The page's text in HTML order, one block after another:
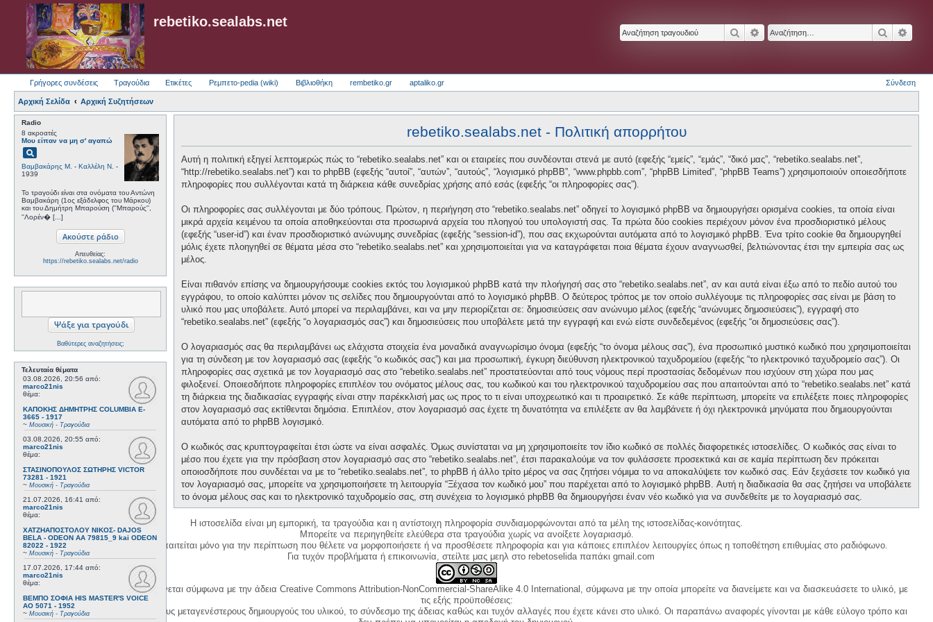
rebetiko.sealabs.net
ΑναζήτησηΕιδική αναζήτηση
Γρήγορες συνδέσεις Τραγούδια Ετικέτες Ρεμπετο-pedia (wiki) Βιβλιοθήκη rembetiko.gr aptaliko.gr Σύνδεση
Αρχική Σελίδα Αρχική Συζητήσεων
Radio
8 ακροατές
Μου είπαν να μη σ' αγαπώ
pageview
Βαμβακάρης Μ. - Καλλέλη Ν. -
1939
Το τραγούδι είναι στα ονόματα του Αντώνη
Βαμβακάρη (1ος εξάδελφος του Μάρκου)
και του Δημήτρη Μπαρούση (''Μπαρούς'',
''Λορέν� [...]
Απευθείας:
https://rebetiko.sealabs.net/radio
Βαθύτερες αναζητήσεις;
Τελευταία θέματα
03.08.2026, 20:56 από:
marco21nis
θέμα:
ΚΑΠΟΚΗΣ ΔΗΜΗΤΡΗΣ COLUMBIA E-
3665 - 1917
~ Μουσική - Τραγούδια
03.08.2026, 20:55 από:
marco21nis
θέμα:
ΣΤΑΣΙΝΟΠΟΥΛΟΣ ΣΩΤΗΡΗΣ VICTOR
73281 - 1921
~ Μουσική - Τραγούδια
21.07.2026, 16:41 από:
marco21nis
θέμα:
ΧΑΤΖΗΑΠΟΣΤΟΛΟΥ ΝΙΚΟΣ- DAJOS
BELA - ODEON AA 79815_9 kai ODEON
82022 - 1922
~ Μουσική - Τραγούδια
17.07.2026, 17:44 από:
marco21nis
θέμα:
ΒΕΜΠΟ ΣΟΦΙΑ HIS MASTER'S VOICE
AO 5071 - 1952
~ Μουσική - Τραγούδια
rebetiko.sealabs.net - Πολιτική απορρήτου
Αυτή η πολιτική εξηγεί λεπτομερώς πώς το “rebetiko.sealabs.net” και οι εταιρείες που συνδέονται στενά με αυτό (εφεξής “εμείς”, “εμάς”, “δικό μας”, “rebetiko.sealabs.net”,
“http://rebetiko.sealabs.net”) και το phpBB (εφεξής “αυτοί”, “αυτών”, “αυτούς”, “λογισμικό phpBB”, “www.phpbb.com”, “phpBB Limited”, “phpBB Teams”) χρησιμοποιούν οποιεσδήποτε
πληροφορίες που συλλέγονται κατά τη διάρκεια κάθε συνεδρίας χρήσης από εσάς (εφεξής “οι πληροφορίες σας”).
Οι πληροφορίες σας συλλέγονται με δύο τρόπους. Πρώτον, η περιήγηση στο “rebetiko.sealabs.net” οδηγεί το λογισμικό phpBB να δημιουργήσει ορισμένα cookies, τα οποία είναι
μικρά αρχεία κειμένου τα οποία αποθηκεύονται στα προσωρινά αρχεία του πλοηγού του υπολογιστή σας. Τα πρώτα δύο cookies περιέχουν μόνον ένα προσδιοριστικό μέλους
(εφεξής “user-id”) και έναν προσδιοριστικό ανώνυμης συνεδρίας (εφεξής “session-id”), που σας εκχωρούνται αυτόματα από το λογισμικό phpBB. Ένα τρίτο cookie θα δημιουργηθεί
μόλις έχετε πλοηγηθεί σε θέματα μέσα στο “rebetiko.sealabs.net” και χρησιμοποιείται για να καταγράφεται ποια θέματα έχουν αναγνωσθεί, βελτιώνοντας έτσι την εμπειρία σας ως
μέλος.
Είναι πιθανόν επίσης να δημιουργήσουμε cookies εκτός του λογισμικού phpBB κατά την πλοήγησή σας στο “rebetiko.sealabs.net”, αν και αυτά είναι έξω από το πεδίο αυτού του
εγγράφου, το οποίο καλύπτει μόνον τις σελίδες που δημιουργούνται από το λογισμικό phpBB. Ο δεύτερος τρόπος με τον οποίο συλλέγουμε τις πληροφορίες σας είναι με βάση το
υλικό που μας υποβάλετε. Αυτό μπορεί να περιλαμβάνει, και να μην περιορίζεται σε: δημοσιεύσεις σαν ανώνυμο μέλος (εφεξής “ανώνυμες δημοσιεύσεις”), εγγραφή στο
“rebetiko.sealabs.net” (εφεξής “ο λογαριασμός σας”) και δημοσιεύσεις που υποβάλετε μετά την εγγραφή και ενώ είστε συνδεδεμένος (εφεξής “οι δημοσιεύσεις σας”).
Ο λογαριασμός σας θα περιλαμβάνει ως ελάχιστα στοιχεία ένα μοναδικά αναγνωρίσιμο όνομα (εφεξής “το όνομα μέλους σας”), ένα προσωπικό μυστικό κωδικό που χρησιμοποιείται
για τη σύνδεση με τον λογαριασμό σας (εφεξής “ο κωδικός σας”) και μια προσωπική, έγκυρη διεύθυνση ηλεκτρονικού ταχυδρομείου (εφεξής “το ηλεκτρονικό ταχυδρομείο σας”). Οι
πληροφορίες σας σχετικά με τον λογαριασμό σας στο “rebetiko.sealabs.net” προστατεύονται από τους νόμους περί προστασίας δεδομένων που ισχύουν στη χώρα που μας
φιλοξενεί. Οποιεσδήποτε πληροφορίες επιπλέον του ονόματος μέλους σας, του κωδικού και του ηλεκτρονικού ταχυδρομείου σας που απαιτούνται από το “rebetiko.sealabs.net” κατά
τη διάρκεια της διαδικασίας εγγραφής είναι στην παρέκκλισή μας ως προς το τι είναι υποχρεωτικό και τι προαιρετικό. Σε κάθε περίπτωση, μπορείτε να επιλέξετε ποιες πληροφορίες
στον λογαριασμό σας εκτίθενται δημόσια. Επιπλέον, στον λογαριασμό σας έχετε τη δυνατότητα να επιλέξετε αν θα λαμβάνετε ή όχι ηλεκτρονικά μηνύματα που δημιουργούνται
αυτόματα από το phpBB λογισμικό.
Ο κωδικός σας κρυπτογραφείται έτσι ώστε να είναι ασφαλές. Όμως συνίσταται να μη χρησιμοποιείτε τον ίδιο κωδικό σε πολλές διαφορετικές ιστοσελίδες. Ο κωδικός σας είναι το
μέσο που έχετε για την πρόσβαση στον λογαριασμό σας στο “rebetiko.sealabs.net”, έτσι παρακαλούμε να τον φυλάσσετε προσεκτικά και σε καμία περίπτωση δεν πρόκειται
οποιοσδήποτε που συνδέεται να με το “rebetiko.sealabs.net”, το phpBB ή άλλο τρίτο μέρος να σας ζητήσει νόμιμα το να αποκαλύψετε τον κωδικό σας. Εάν ξεχάσετε τον κωδικό για
τον λογαριασμό σας, μπορείτε να χρησιμοποιήσετε τη λειτουργία “Ξέχασα τον κωδικό μου” που παρέχεται από το λογισμικό phpBB. Αυτή η διαδικασία θα σας ζητήσει να υποβάλετε
το όνομα μέλους σας και το ηλεκτρονικό ταχυδρομείο σας, στη συνέχεια το λογισμικό phpBB θα δημιουργήσει έναν νέο κωδικό για να συνδεθείτε με το λογαριασμό σας.
Η ιστοσελίδα είναι μη εμπορική, τα τραγούδια και η αντίστοιχη πληροφορία συνδιαμορφώνονται από τα μέλη της ιστοσελίδας-κοινότητας.
Μπορείτε να περιηγηθείτε ελεύθερα στα τραγούδια χωρίς να ανοίξετε λογαριασμό.
Η δημιουργία λογαριασμού απαιτείται μόνο για την περίπτωση που θέλετε να μορφοποιήσετε ή να προσθέσετε πληροφορία και για κάποιες επιπλέον λειτουργίες όπως η τοποθέτηση επιθυμίας στο ραδιόφωνο.
Για τυχόν προβλήματα ή επικοινωνία, στείλτε μας μεηλ στο rebetoselida παπάκι gmail.com
Η χρήση του υλικού της σελίδας γίνεται σύμφωνα με την άδεια Creative Commons Attribution-NonCommercial-ShareAlike 4.0 International, σύμφωνα με την οποία μπορείτε να διανείμετε και να διασκευάσετε το υλικό, με
τις εξής προϋποθέσεις:
1. Να αναφέρετε τον αρχικό και τους μεταγενέστερους δημιουργούς του υλικού, το σύνδεσμο της άδειας καθώς και τυχόν αλλαγές που έχετε κάνει στο υλικό. Οι παραπάνω αναφορές γίνονται με κάθε εύλογο τρόπο και